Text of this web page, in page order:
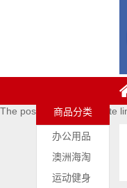
The posts contains affiliate
商品分类
办公用品
澳洲海淘
运动健身